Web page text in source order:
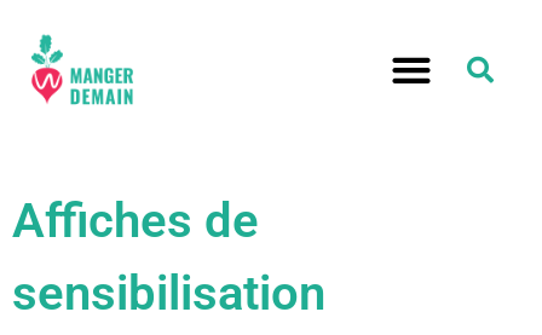
Affiches de
sensibilisation